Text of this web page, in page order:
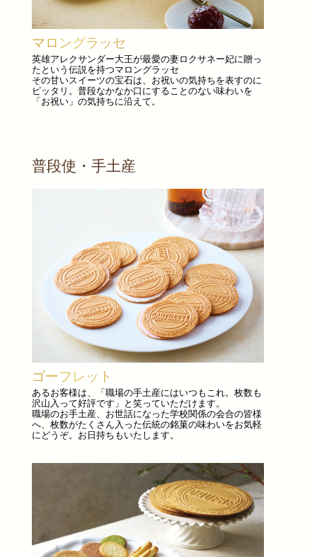
マロングラッセ
英雄アレクサンダー大王が最愛の妻ロクサネー妃に贈っ
たという伝説を持つマロングラッセ
その甘いスイーツの宝石は、お祝いの気持ちを表すのに
ピッタリ。普段なかなか口にすることのない味わいを
「お祝い」の気持ちに沿えて。
普段使・手土産
ゴーフレット
あるお客様は、「職場の手土産にはいつもこれ。枚数も
沢山入って好評です」と笑っていただけます。
職場のお手土産、お世話になった学校関係の会合の皆様
へ、枚数がたくさん入った伝統の銘菓の味わいをお気軽
にどうぞ。お日持ちもいたします。